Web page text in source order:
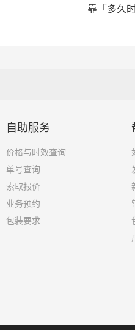
靠「多久时
自助服务
价格与时效查询
单号查询
索取报价
业务预约
包装要求